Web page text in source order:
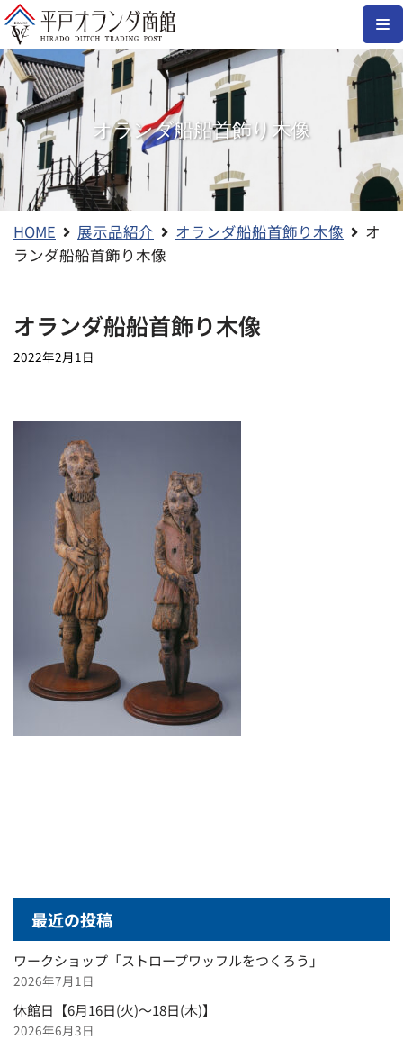
コ
ン
テ
ン
ツ
へ
ス
キ
プ
オランダ船船首飾り木像
HOME 展示品紹介 オランダ船船首飾り木像
オ
ランダ船船首飾り木像
オランダ船船首飾り木像
2022年2月1日
最近の投稿
ワークショップ「ストロープワッフルをつくろう」
2026年7月1日
休館日【6月16日(火)～18日(木)】
2026年6月3日